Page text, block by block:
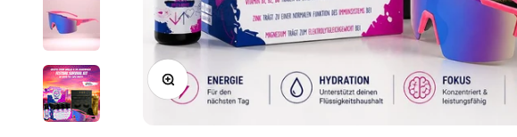
Bild vergrößern